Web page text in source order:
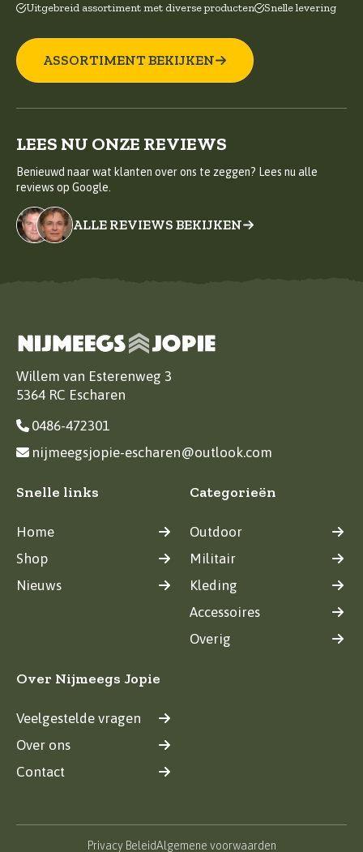
Uitgebreid assortiment met diverse producten Snelle levering
ASSORTIMENT BEKIJKEN
LEES NU ONZE REVIEWS
Benieuwd naar wat klanten over ons te zeggen? Lees nu alle
reviews op Google.
ALLE REVIEWS BEKIJKEN
Willem van Esterenweg 3
5364 RC Escharen
0486-472301
nijmeegsjopie-escharen@outlook.com
Snelle links
Home
Shop
Nieuws
Categorieën
Outdoor
Militair
Kleding
Accessoires
Overig
Over Nijmeegs Jopie
Veelgestelde vragen
Over ons
Contact
Privacy BeleidAlgemene voorwaarden